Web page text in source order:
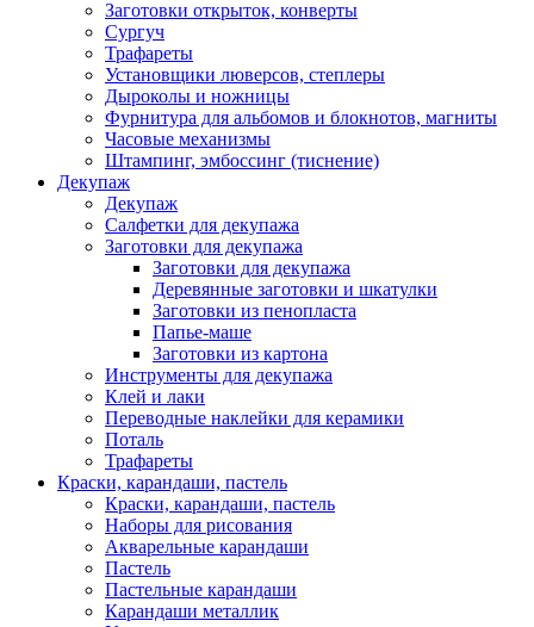
Заготовки открыток, конверты
Сургуч
Трафареты
Установщики люверсов, степлеры
Дыроколы и ножницы
Фурнитура для альбомов и блокнотов, магниты
Часовые механизмы
Штампинг, эмбоссинг (тиснение)
Декупаж
Декупаж
Салфетки для декупажа
Заготовки для декупажа
Заготовки для декупажа
Деревянные заготовки и шкатулки
Заготовки из пенопласта
Папье-маше
Заготовки из картона
Инструменты для декупажа
Клей и лаки
Переводные наклейки для керамики
Поталь
Трафареты
Краски, карандаши, пастель
Краски, карандаши, пастель
Наборы для рисования
Акварельные карандаши
Пастель
Пастельные карандаши
Карандаши металлик